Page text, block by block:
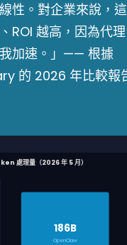
性。對企業來說，這
ROI 越高，因為代理
加速。」—— 根據
的 2026 年比較報
處理量（2026 年 5 月）
186B
OpenClaw